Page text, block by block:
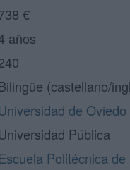
€
años
(castellano/
de Oviedo
Pública
Escuela Politécnica